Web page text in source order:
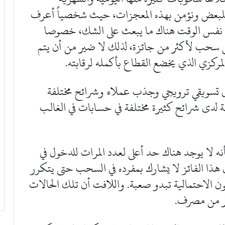
ونؤمن بهذه المعجزات، حيث شخصياً أعرف
نفس الوقت هناك ما يبعث على الشك، خصوصا
سحب لأكثر من جائزة، لذلك لا ضير من أن يتم
الذي يخضع القطاع بأكمله لرقابته.
تسويقي ترويجي وجذب عملاء وشرائح مختلفة
لدى شرائح كثيرة مختلفة في حسابات في الغالب
لا يوجد هناك حد أعلى لعدد المرات للدخول في
هذا الفائز لا يشارك بمفرده في السحب حتى يتكرر
الاحتمالية تبدو صعبة. واللافت أن تلك الحالات
من مصرف.